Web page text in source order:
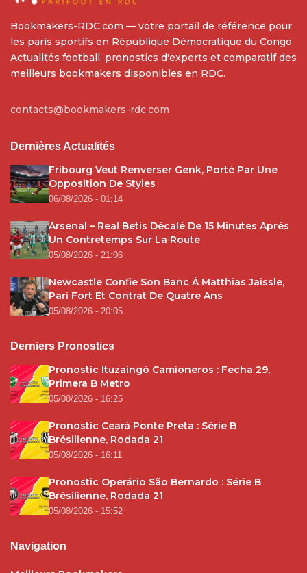
Bookmakers-RDC.com — votre portail de référence pour
les paris sportifs en République Démocratique du Congo.
Actualités football, pronostics d'experts et comparatif des
meilleurs bookmakers disponibles en RDC.
contacts@bookmakers-rdc.com
Dernières Actualités
Fribourg Veut Renverser Genk, Porté Par Une
Opposition De Styles
06/08/2026 - 01:14
Arsenal – Real Betis Décalé De 15 Minutes Après
Un Contretemps Sur La Route
05/08/2026 - 21:06
Newcastle Confie Son Banc À Matthias Jaissle,
Pari Fort Et Contrat De Quatre Ans
05/08/2026 - 20:05
Derniers Pronostics
Pronostic Ituzaingó Camioneros : Fecha 29,
Primera B Metro
05/08/2026 - 16:25
Pronostic Ceará Ponte Preta : Série B
Brésilienne, Rodada 21
05/08/2026 - 16:11
Pronostic Operário São Bernardo : Série B
Brésilienne, Rodada 21
05/08/2026 - 15:52
Navigation